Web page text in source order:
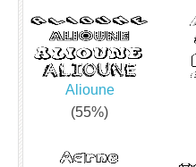
Alioune
(55%)